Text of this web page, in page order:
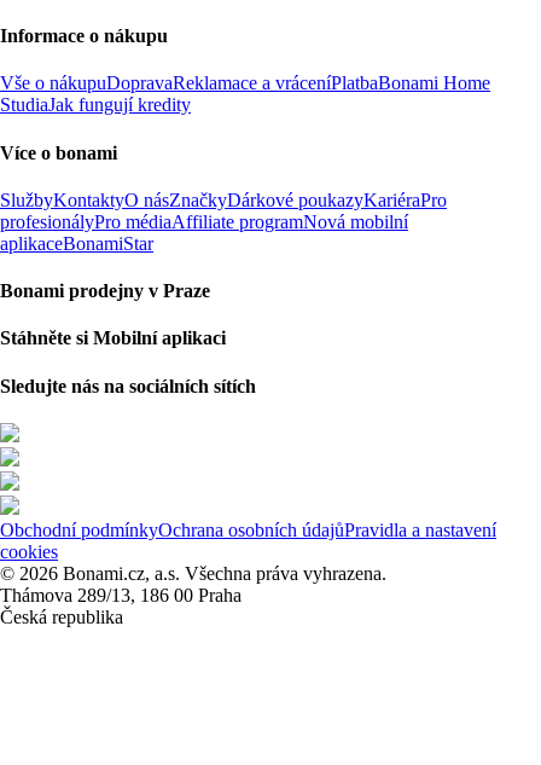
Informace o nákupu
Vše o nákupuDopravaReklamace a vráceníPlatbaBonami Home
StudiaJak fungují kredity
Více o bonami
SlužbyKontaktyO násZnačkyDárkové poukazyKariéraPro
profesionályPro médiaAffiliate programNová mobilní
aplikaceBonamiStar
Bonami prodejny v Praze
Stáhněte si Mobilní aplikaci
Sledujte nás na sociálních sítích
Obchodní podmínkyOchrana osobních údajůPravidla a nastavení
cookies
© 2026 Bonami.cz, a.s. Všechna práva vyhrazena.
Thámova 289/13, 186 00 Praha
Česká republika